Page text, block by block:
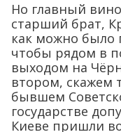
Но главный
старший брат,
как можно было
чтобы рядом в
выходом на
втором, скажем
бывшем
государстве
Киеве пришли